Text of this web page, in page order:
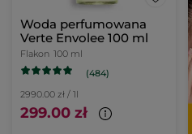
Woda perfumowana
Verte Envolee 100 ml
Flakon 100 ml
(484)
2990.00 zł / 1l
299.00 zł